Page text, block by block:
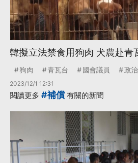
韓擬立法禁食用狗肉 犬農赴青
狗肉 青瓦台 國會議員 政
2023/12/1 12:31
閱讀更多 #補償 有關的新聞